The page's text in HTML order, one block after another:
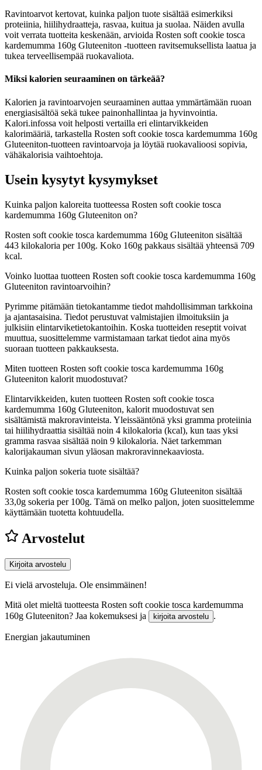
Ravintoarvot kertovat, kuinka paljon tuote sisältää esimerkiksi
proteiinia, hiilihydraatteja, rasvaa, kuitua ja suolaa. Näiden avulla
voit verrata tuotteita keskenään, arvioida Rosten soft cookie tosca
kardemumma 160g Gluteeniton -tuotteen ravitsemuksellista laatua ja
tukea terveellisempää ruokavaliota.
Miksi kalorien seuraaminen on tärkeää?
Kalorien ja ravintoarvojen seuraaminen auttaa ymmärtämään ruoan
energiasisältöä sekä tukee painonhallintaa ja hyvinvointia.
Kalori.infossa voit helposti vertailla eri elintarvikkeiden
kalorimääriä, tarkastella Rosten soft cookie tosca kardemumma 160g
Gluteeniton-tuotteen ravintoarvoja ja löytää ruokavalioosi sopivia,
vähäkalorisia vaihtoehtoja.
Usein kysytyt kysymykset
Kuinka paljon kaloreita tuotteessa Rosten soft cookie tosca
kardemumma 160g Gluteeniton on?
Rosten soft cookie tosca kardemumma 160g Gluteeniton sisältää
443 kilokaloria per 100g. Koko 160g pakkaus sisältää yhteensä 709
kcal.
Voinko luottaa tuotteen Rosten soft cookie tosca kardemumma 160g
Gluteeniton ravintoarvoihin?
Pyrimme pitämään tietokantamme tiedot mahdollisimman tarkkoina
ja ajantasaisina. Tiedot perustuvat valmistajien ilmoituksiin ja
julkisiin elintarviketietokantoihin. Koska tuotteiden reseptit voivat
muuttua, suosittelemme varmistamaan tarkat tiedot aina myös
suoraan tuotteen pakkauksesta.
Miten tuotteen Rosten soft cookie tosca kardemumma 160g
Gluteeniton kalorit muodostuvat?
Elintarvikkeiden, kuten tuotteen Rosten soft cookie tosca
kardemumma 160g Gluteeniton, kalorit muodostuvat sen
sisältämistä makroravinteista. Yleissääntönä yksi gramma proteiinia
tai hiilihydraattia sisältää noin 4 kilokaloria (kcal), kun taas yksi
gramma rasvaa sisältää noin 9 kilokaloria. Näet tarkemman
kalorijakauman sivun yläosan makroravinnekaaviosta.
Kuinka paljon sokeria tuote sisältää?
Rosten soft cookie tosca kardemumma 160g Gluteeniton sisältää
33,0g sokeria per 100g. Tämä on melko paljon, joten suosittelemme
käyttämään tuotetta kohtuudella.
Arvostelut
Kirjoita arvostelu
Ei vielä arvosteluja. Ole ensimmäinen!
Mitä olet mieltä tuotteesta Rosten soft cookie tosca kardemumma
160g Gluteeniton? Jaa kokemuksesi ja
kirjoita arvostelu .
Energian jakautuminen